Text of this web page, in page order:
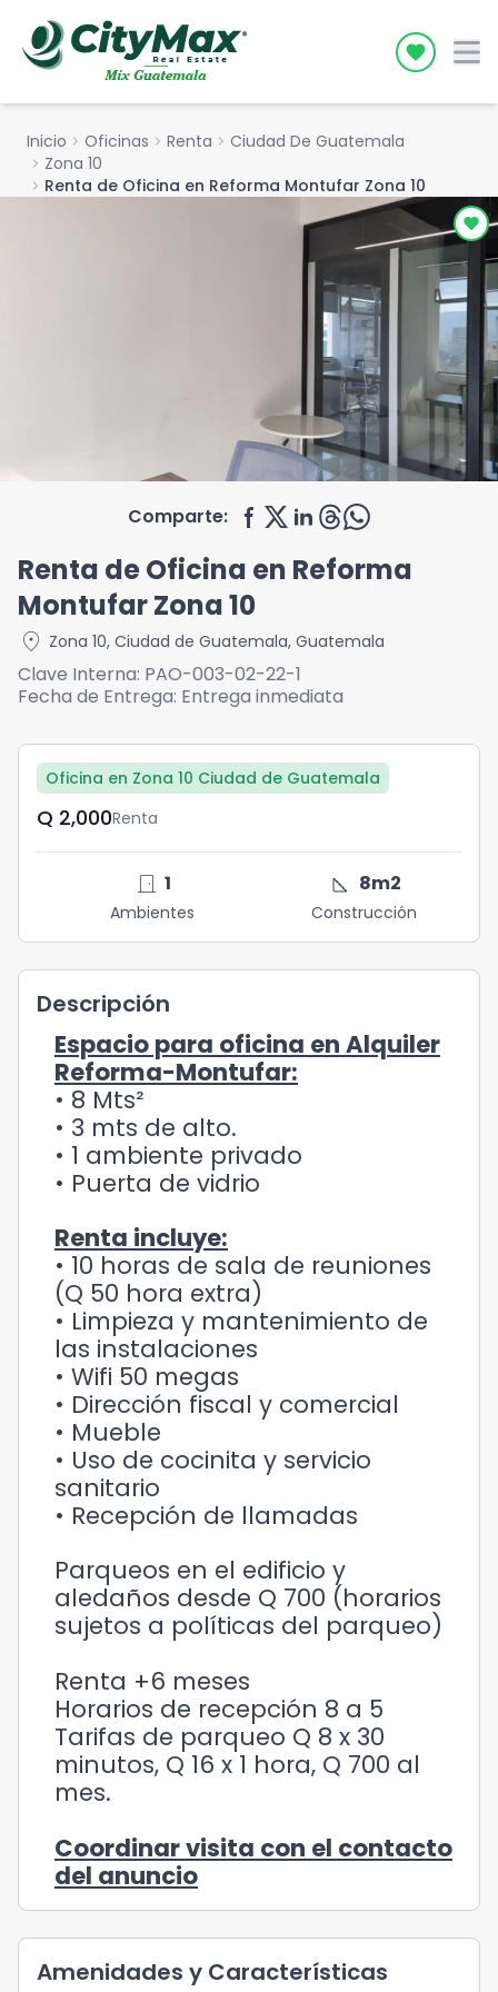
Icon
Inicio chevron_right Oficinas chevron_right Renta chevron_right Ciudad De Guatemala
chevron_right Zona 10
chevron_right Renta de Oficina en Reforma Montufar Zona 10
Comparte:
Renta de Oficina en Reforma
Montufar Zona 10
location_on Zona 10, Ciudad de Guatemala, Guatemala
Clave Interna: PAO-003-02-22-1
Fecha de Entrega: Entrega inmediata
Oficina en Zona 10 Ciudad de Guatemala
Q	2,000Renta
door_front 1
Ambientes
square_foot 8m2
Construcción
Descripción
Espacio para oficina en Alquiler
Reforma-Montufar:
• 8 Mts²
• 3 mts de alto.
• 1 ambiente privado
• Puerta de vidrio
Renta incluye:
• 10 horas de sala de reuniones
(Q 50 hora extra)
• Limpieza y mantenimiento de
las instalaciones
• Wifi 50 megas
• Dirección fiscal y comercial
• Mueble
• Uso de cocinita y servicio
sanitario
• Recepción de llamadas
Parqueos en el edificio y
aledaños desde Q 700 (horarios
sujetos a políticas del parqueo)
Renta +6 meses
Horarios de recepción 8 a 5
Tarifas de parqueo Q 8 x 30
minutos, Q 16 x 1 hora, Q 700 al
mes.
Coordinar visita con el contacto
del anuncio
Amenidades y Características